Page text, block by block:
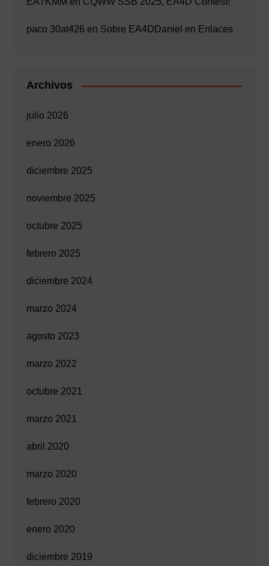
paco 30at426 en Sobre EA4D Daniel en Enlaces
Archivos
julio 2026
enero 2026
diciembre 2025
noviembre 2025
octubre 2025
febrero 2025
diciembre 2024
marzo 2024
agosto 2023
marzo 2022
octubre 2021
marzo 2021
abril 2020
marzo 2020
febrero 2020
enero 2020
diciembre 2019